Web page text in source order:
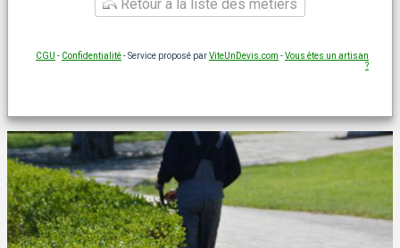
Retour à la liste des métiers
CGU - Confidentialité- Service proposé parViteUnDevis.com -Vous êtes un artisan
?